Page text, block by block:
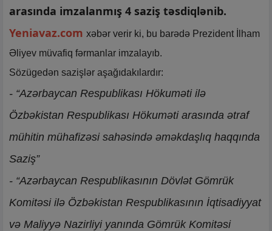
arasında imzalanmış 4 saziş təsdiqlənib.
Yeniavaz.com xəbər verir ki, bu barədə Prezident İlham
Əliyev müvafiq fərmanlar imzalayıb.
Sözügedən sazişlər aşağıdakılardır:
- “Azərbaycan Respublikası Hökuməti ilə
Özbəkistan Respublikası Hökuməti arasında ətraf
mühitin mühafizəsi sahəsində əməkdaşlıq haqqında
Saziş”
- “Azərbaycan Respublikasının Dövlət Gömrük
Komitəsi ilə Özbəkistan Respublikasının İqtisadiyyat
və Maliyyə Nazirliyi yanında Gömrük Komitəsi